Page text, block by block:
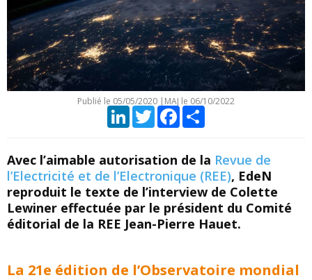
Publié le 05/05/2020 | MAJ le 06/10/2022
LinkedInTwitterFacebook
Avec l’aimable autorisation de la Revue de
l’Electricité et de l’Electronique (REE), EdeN
reproduit le texte de l’interview de Colette
Lewiner effectuée par le président du Comité
éditorial de la REE Jean-Pierre Hauet.
La 21e édition de l’Observatoire mondial